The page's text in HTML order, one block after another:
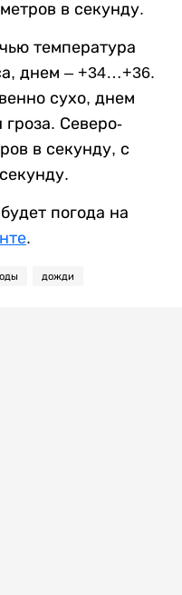
в секунду.
температура
днем – +34…+36.
сухо, днем
Северо-
в секунду, с
погода на
.
дожди